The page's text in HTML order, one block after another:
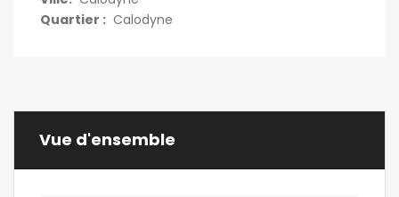
Quartier : Calodyne
Vue d'ensemble